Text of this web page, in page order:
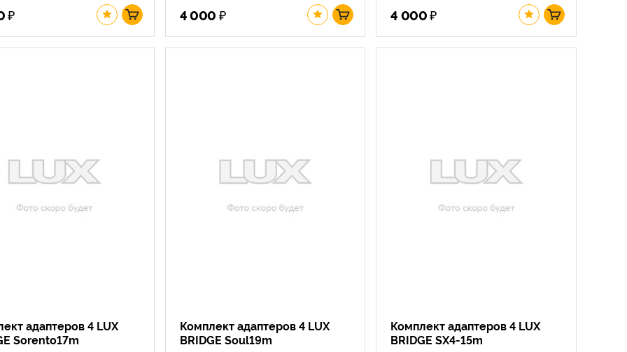
₽ 4 000 ₽ 4 000₽
адаптеров 4 LUX
Sorento17m
Комплект адаптеров 4 LUX
BRIDGE Soul19m
Комплект адаптеров 4 LUX
BRIDGE SX4-15m